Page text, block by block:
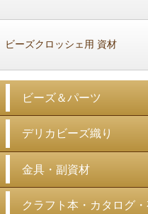
ビーズクロッシェ用 資材
ビーズ＆パーツ
デリカビーズ織り
金具・副資材
クラフト本・カタログ